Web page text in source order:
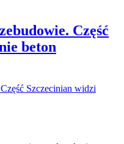
Część
beton